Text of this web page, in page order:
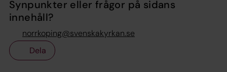
Synpunkter eller frågor på sidans
innehåll?
norrkoping@svenskakyrkan.se
Dela